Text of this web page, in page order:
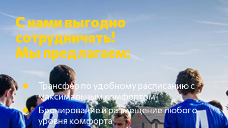
С нами выгодно
сотрудничать!
Мы предлагаем:
Трансфер по удобному расписанию с
максимальным комфортом
Бронирование и размещение любого
уровня комфорта